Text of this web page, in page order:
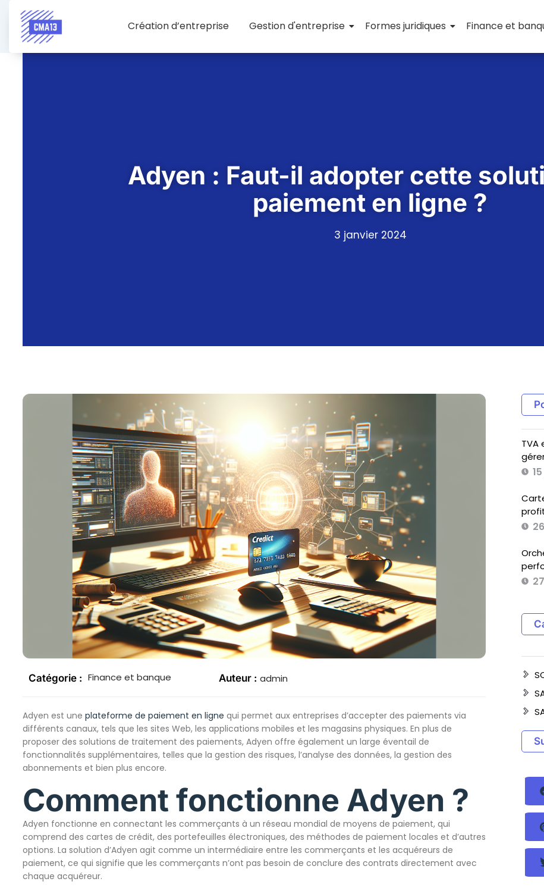
Création d’entreprise Gestion d'entreprise Formes juridiques Finance et
Adyen : Faut-il adopter cette
paiement en ligne ?
3 janvier 2024
Catégorie : Finance et banque Auteur : admin
Adyen est une plateforme de paiement en ligne qui permet aux entreprises d’accepter des paiements via
différents canaux, tels que les sites Web, les applications mobiles et les magasins physiques. En plus de
proposer des solutions de traitement des paiements, Adyen offre également un large éventail de
fonctionnalités supplémentaires, telles que la gestion des risques, l’analyse des données, la gestion des
abonnements et bien plus encore.
Comment fonctionne Adyen ?
Adyen fonctionne en connectant les commerçants à un réseau mondial de moyens de paiement, qui
comprend des cartes de crédit, des portefeuilles électroniques, des méthodes de paiement locales et d’autres
options. La solution d’Adyen agit comme un intermédiaire entre les commerçants et les acquéreurs de
paiement, ce qui signifie que les commerçants n’ont pas besoin de conclure des contrats directement avec
chaque acquéreur.
TVA